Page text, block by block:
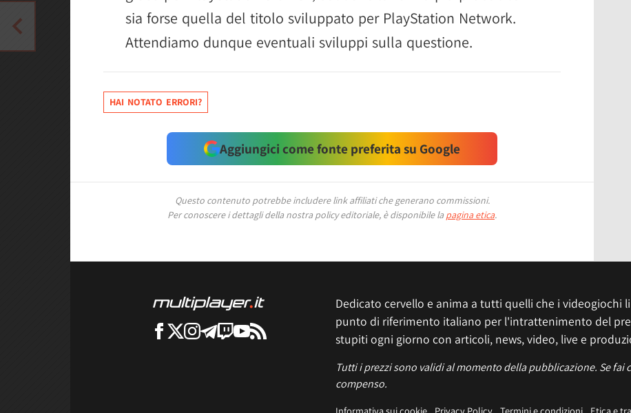
sia forse quella del titolo sviluppato per PlayStation Network.
Attendiamo dunque eventuali sviluppi sulla questione.
HAI NOTATO ERRORI?
Aggiungici come fonte preferita su Google
Questo contenuto potrebbe includere link affiliati che generano commissioni.
Per conoscere i dettagli della nostra policy editoriale, è disponibile la pagina etica.
Dedicato cervello e anima a tutti quelli che i videogiochi
punto di riferimento italiano per l'intrattenimento del
stupiti ogni giorno con articoli, news, video, live e
Tutti i prezzi sono validi al momento della pubblicazione. Se
compenso.